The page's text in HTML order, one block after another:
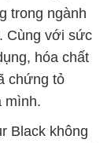
trong ngành
Cùng với sức
hóa chất
chứng tỏ
mình.
Black không